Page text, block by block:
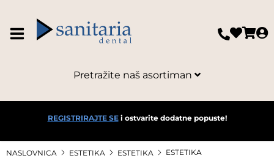
Pretražite naš asortiman
REGISTRIRAJTE SEi ostvarite dodatne popuste!
NASLOVNICA ESTETIKA ESTETIKA ESTETIKA